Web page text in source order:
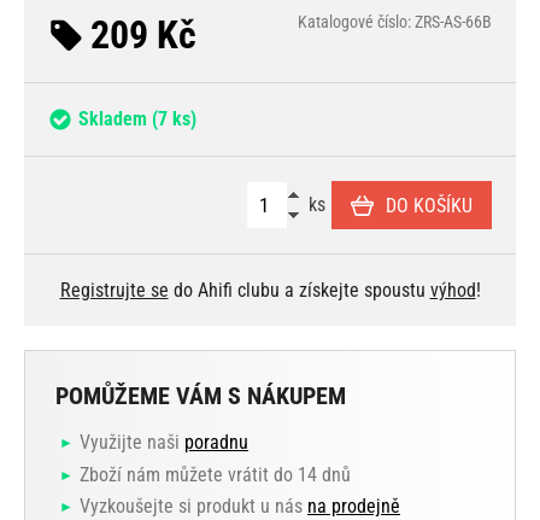
209 Kč Katalogové číslo: ZRS-AS-66B
Skladem (7 ks)
ks DO KOŠÍKU
Registrujte se do Ahifi clubu a získejte spoustu výhod!
POMŮŽEME VÁM S NÁKUPEM
Využijte naši poradnu
Zboží nám můžete vrátit do 14 dnů
Vyzkoušejte si produkt u nás na prodejně